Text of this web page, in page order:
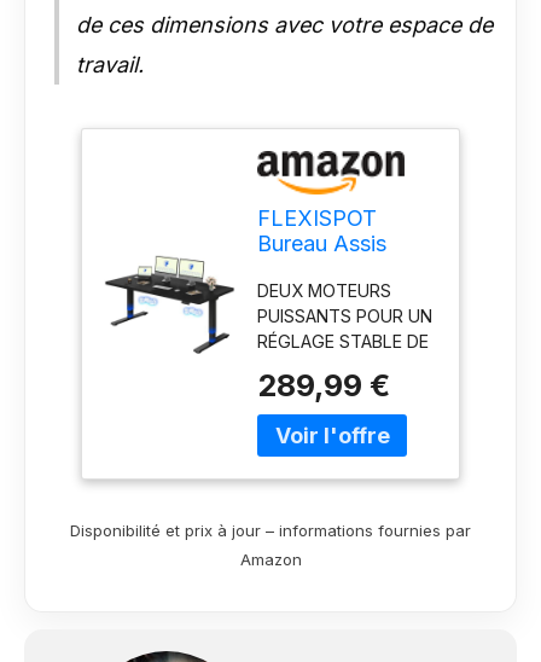
de ces dimensions avec votre espace de
travail.
FLEXISPOT
Bureau Assis
Double Moteur,
180x80cm
DEUX MOTEURS
PUISSANTS POUR UN
RÉGLAGE STABLE DE
bureau Assis Debout
est équipé d'un
système à double
maximale allant
289,99 €
Disponibilité et prix à jour – informations fournies par
Amazon